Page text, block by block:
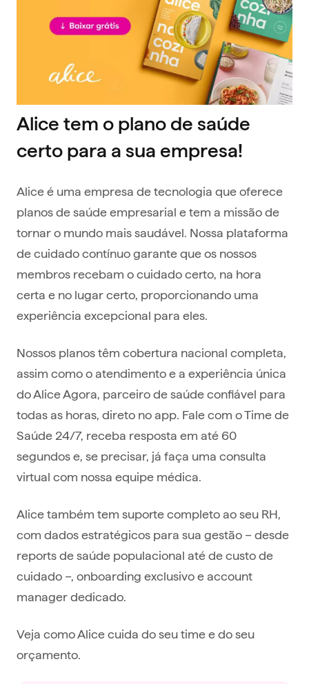
Alice tem o plano de saúde
certo para a sua empresa!
Alice é uma empresa de tecnologia que oferece
planos de saúde empresarial e tem a missão de
tornar o mundo mais saudável. Nossa plataforma
de cuidado contínuo garante que os nossos
membros recebam o cuidado certo, na hora
certa e no lugar certo, proporcionando uma
experiência excepcional para eles.
Nossos planos têm cobertura nacional completa,
assim como o atendimento e a experiência única
do Alice Agora, parceiro de saúde confiável para
todas as horas, direto no app. Fale com o Time de
Saúde 24/7, receba resposta em até 60
segundos e, se precisar, já faça uma consulta
virtual com nossa equipe médica.
Alice também tem suporte completo ao seu RH,
com dados estratégicos para sua gestão – desde
reports de saúde populacional até de custo de
cuidado –, onboarding exclusivo e account
manager dedicado.
Veja como Alice cuida do seu time e do seu
orçamento.